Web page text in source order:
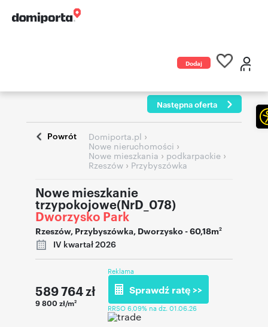
Dodaj
Następna oferta
Powrót Domiporta.pl ›
Nowe nieruchomości ›
Nowe mieszkania › podkarpackie ›
Rzeszów › Przybyszówka
Nowe mieszkanie
trzypokojowe(NrD_078)
Dworzysko Park
Rzeszów, Przybyszówka, Dworzysko- 60,18m2
IV kwartał 2026
589 764zł
9 800 zł/m2
Reklama
Sprawdź ratę >>
RRSO 6,09% na dz. 01.06.26